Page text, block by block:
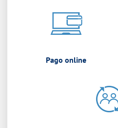
Pago online